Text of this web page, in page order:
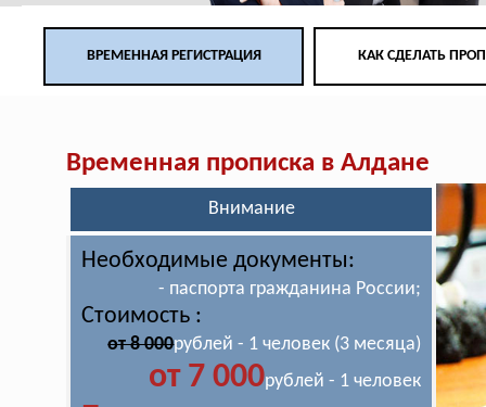
ВРЕМЕННАЯ РЕГИСТРАЦИЯ КАК СДЕЛАТЬ
Временная прописка в Алдане
Внимание
Необходимые документы:
- паспорта гражданина России;
Стоимость :
от 8 000рублей - 1 человек (3 месяца)
от 7 000рублей - 1 человек